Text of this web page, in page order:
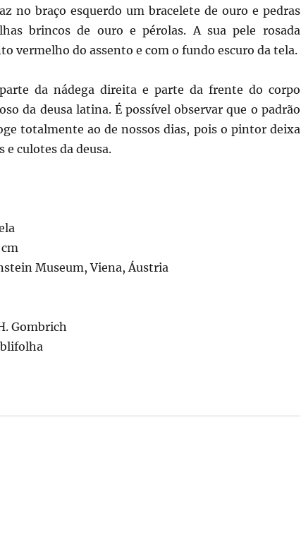
no braço esquerdo um bracelete de ouro e pedras
brincos de ouro e pérolas. A sua pele rosada
vermelho do assento e com o fundo escuro da tela.
da nádega direita e parte da frente do corpo
da deusa latina. É possível observar que o padrão
totalmente ao de nossos dias, pois o pintor deixa
culotes da deusa.
Museum, Viena, Áustria
Gombrich